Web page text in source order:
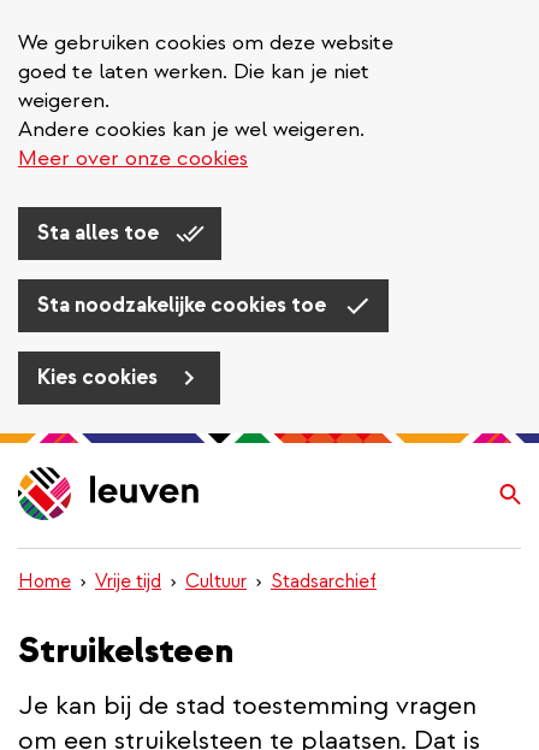
We gebruiken cookies om deze website
goed te laten werken. Die kan je niet
weigeren.
Andere cookies kan je wel weigeren.
Meer over onze cookies
Sta alles toe
Sta noodzakelijke cookies toe
Kies cookies
Overslaan
en
naar
inhoud
gaan
Home Vrije tijd Cultuur Stadsarchief
Struikelsteen
Je kan bij de stad toestemming vragen
om een struikelsteen te plaatsen. Dat is